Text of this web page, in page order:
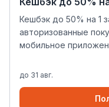
Кешбэк до 50% на 1
авторизованные
мобильное
до 31 авг.